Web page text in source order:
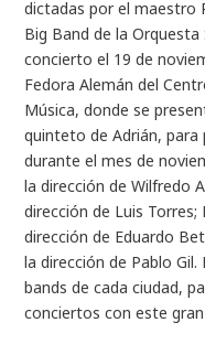
dictadas por el maestro
Big Band de la
concierto el 19 de
Fedora Alemán del
Música, donde se
quinteto de Adrián,
durante el mes de
la dirección de Wilfredo
dirección de Luis
dirección de Eduardo
la dirección de Pablo
bands de cada ciudad,
conciertos con este